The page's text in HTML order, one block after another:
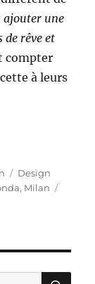
ajouter une
rêve et
compter
à leurs
Tags
Design
, Milan